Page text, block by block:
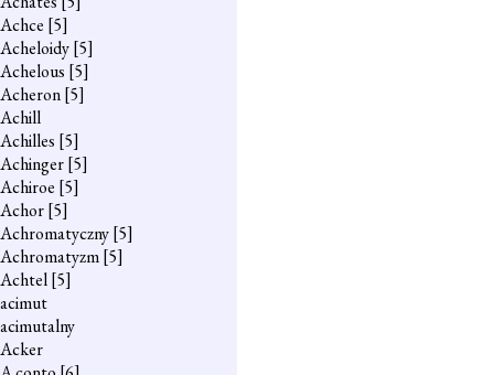
Achce [5]
Acheloidy[5]
Achelous [5]
Acheron[5]
Achill
Achilles [5]
Achinger[5]
Achiroe [5]
Achor[5]
Achromatyczny[5]
Achromatyzm[5]
Achtel[5]
acimut
acimutalny
Acker